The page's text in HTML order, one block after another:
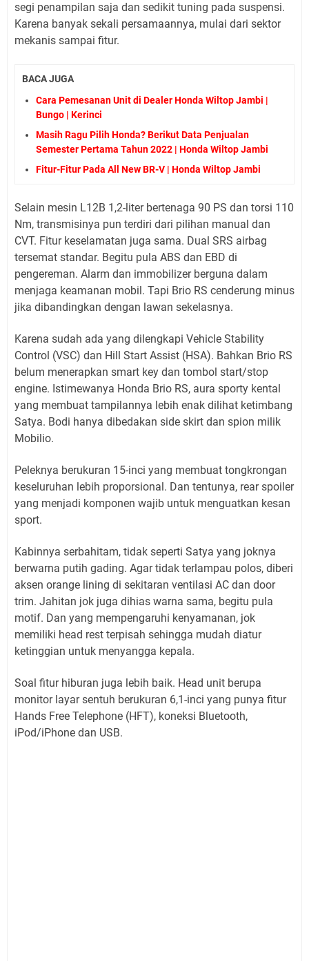
segi penampilan saja dan sedikit tuning pada suspensi.
Karena banyak sekali persamaannya, mulai dari sektor
mekanis sampai fitur.
BACA JUGA
Cara Pemesanan Unit di Dealer Honda Wiltop Jambi |
Bungo | Kerinci
Masih Ragu Pilih Honda? Berikut Data Penjualan
Semester Pertama Tahun 2022 | Honda Wiltop Jambi
Fitur-Fitur Pada All New BR-V | Honda Wiltop Jambi
Selain mesin L12B 1,2-liter bertenaga 90 PS dan torsi 110
Nm, transmisinya pun terdiri dari pilihan manual dan
CVT. Fitur keselamatan juga sama. Dual SRS airbag
tersemat standar. Begitu pula ABS dan EBD di
pengereman. Alarm dan immobilizer berguna dalam
menjaga keamanan mobil. Tapi Brio RS cenderung minus
jika dibandingkan dengan lawan sekelasnya.
Karena sudah ada yang dilengkapi Vehicle Stability
Control (VSC) dan Hill Start Assist (HSA). Bahkan Brio RS
belum menerapkan smart key dan tombol start/stop
engine. Istimewanya Honda Brio RS, aura sporty kental
yang membuat tampilannya lebih enak dilihat ketimbang
Satya. Bodi hanya dibedakan side skirt dan spion milik
Mobilio.
Peleknya berukuran 15-inci yang membuat tongkrongan
keseluruhan lebih proporsional. Dan tentunya, rear spoiler
yang menjadi komponen wajib untuk menguatkan kesan
sport.
Kabinnya serbahitam, tidak seperti Satya yang joknya
berwarna putih gading. Agar tidak terlampau polos, diberi
aksen orange lining di sekitaran ventilasi AC dan door
trim. Jahitan jok juga dihias warna sama, begitu pula
motif. Dan yang mempengaruhi kenyamanan, jok
memiliki head rest terpisah sehingga mudah diatur
ketinggian untuk menyangga kepala.
Soal fitur hiburan juga lebih baik. Head unit berupa
monitor layar sentuh berukuran 6,1-inci yang punya fitur
Hands Free Telephone (HFT), koneksi Bluetooth,
iPod/iPhone dan USB.